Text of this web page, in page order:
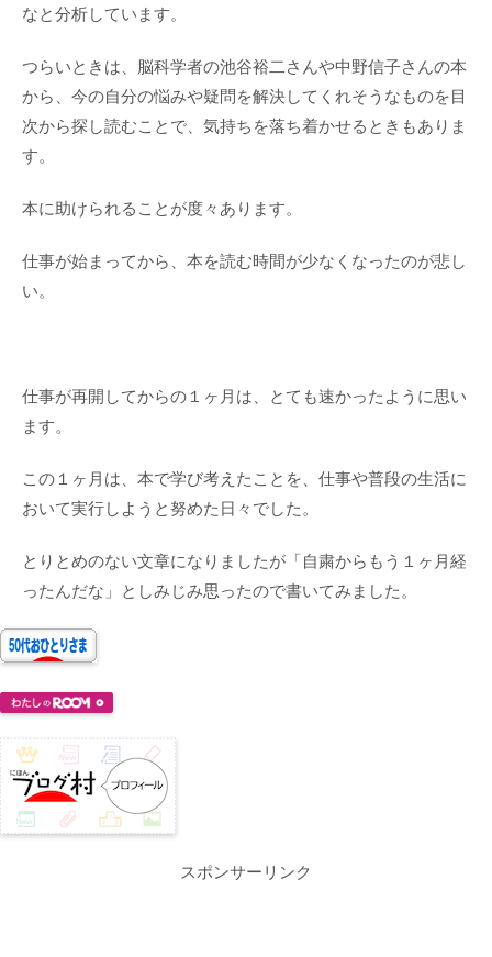
なと分析しています。
つらいときは、脳科学者の池谷裕二さんや中野信子さんの本
から、今の自分の悩みや疑問を解決してくれそうなものを目
次から探し読むことで、気持ちを落ち着かせるときもありま
す。
本に助けられることが度々あります。
仕事が始まってから、本を読む時間が少なくなったのが悲し
い。
仕事が再開してからの１ヶ月は、とても速かったように思い
ます。
この１ヶ月は、本で学び考えたことを、仕事や普段の生活に
おいて実行しようと努めた日々でした。
とりとめのない文章になりましたが「自粛からもう１ヶ月経
ったんだな」としみじみ思ったので書いてみました。
スポンサーリンク